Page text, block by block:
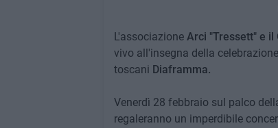
L'associazione Arci "Tressett" e il
vivo all'insegna della
toscani Diaframma.
Venerdì 28 febbraio sul palco
regaleranno un imperdibile